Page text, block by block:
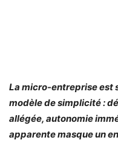
La micro-entreprise est
modèle de simplicité :
allégée, autonomie
apparente masque un